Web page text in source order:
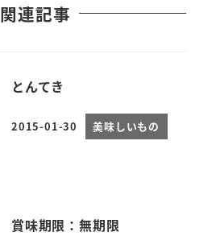
関連記事
とんてき
投稿日
2015-01-30 美味しいもの
賞味期限：無期限